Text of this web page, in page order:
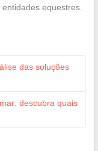
equestres.
das soluções
descubra quais